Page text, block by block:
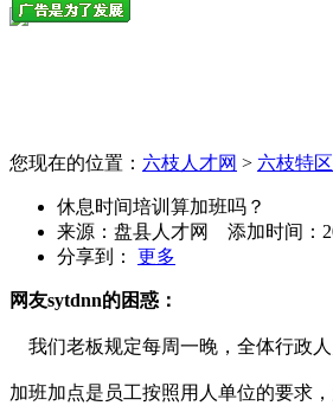
您现在的位置： 六枝人才网 > 六枝特
休息时间培训算加班吗？
来源： 盘县人才网 添加时间：
分享到：
更多
网友sytdnn的困惑：
我们老板规定每周一晚，全体行政
加班加点是员工按照用人单位的要求